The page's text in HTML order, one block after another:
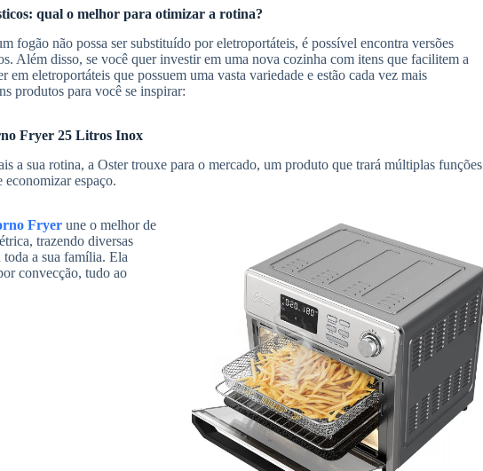
qual o melhor para otimizar a rotina?
fogão não possa ser substituído por eletroportáteis, é possível encontra versões
Além disso, se você quer investir em uma nova cozinha com itens que facilitem a
em eletroportáteis que possuem uma vasta variedade e estão cada vez mais
produtos para você se inspirar:
Fryer 25 Litros Inox
a sua rotina, a Oster trouxe para o mercado, um produto que trará múltiplas funções
economizar espaço.
Fryer une o melhor de
trazendo diversas
toda a sua família. Ela
convecção, tudo ao